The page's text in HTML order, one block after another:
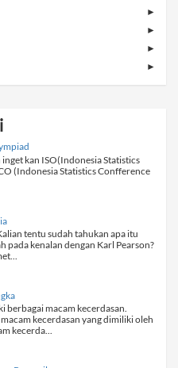
►
►
►
►
kan ISO(Indonesia Statistics
(Indonesia Statistics Confference
tentu sudah tahukan apa itu
pada kenalan dengan Karl Pearson?
berbagai macam kecerdasan.
kecerdasan yang dimiliki oleh
kecerda...